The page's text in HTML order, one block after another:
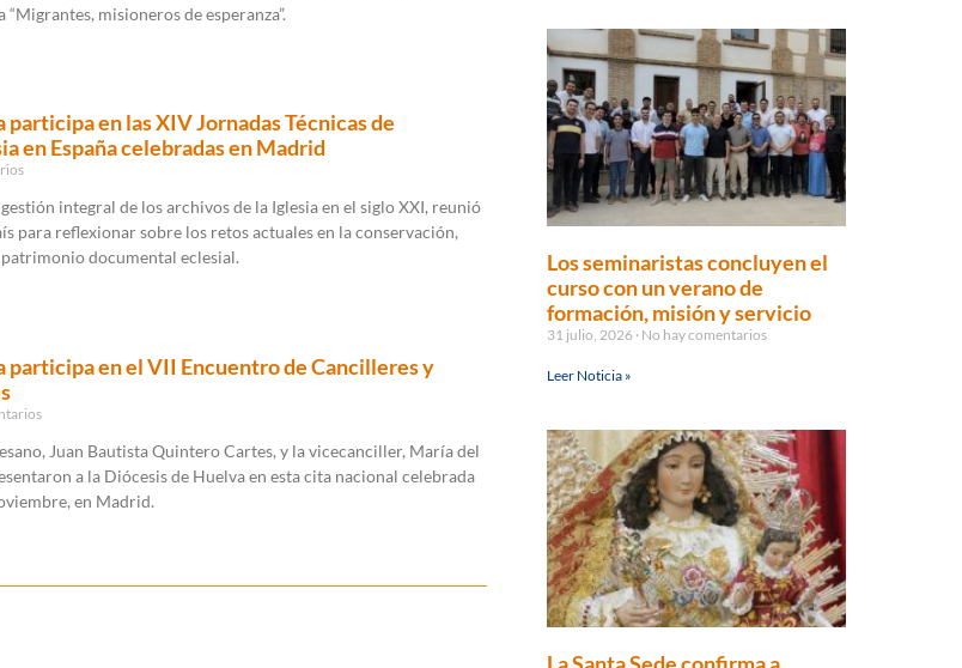
misioneros de esperanza”.
participa en las XIV Jornadas Técnicas de
en España celebradas en Madrid
integral de los archivos de la Iglesia en el siglo XXI, reunió
para reflexionar sobre los retos actuales en la conservación,
documental eclesial.
participa en el VII Encuentro de Cancilleres y
Juan Bautista Quintero Cartes, y la vicecanciller, María del
a la Diócesis de Huelva en esta cita nacional celebrada
en Madrid.
Los seminaristas concluyen el
curso con un verano de
formación, misión y servicio
31 julio, 2026 No hay comentarios
Leer Noticia »